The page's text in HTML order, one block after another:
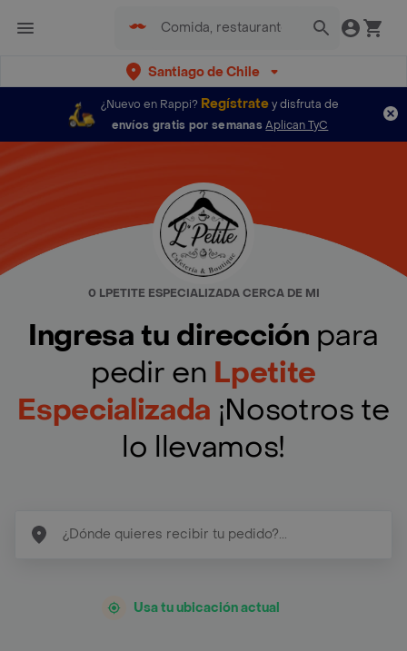
Santiago de Chile
¿Nuevo en Rappi? Regístratey disfruta de
envíos gratis por semanas Aplican TyC
0 LPETITE ESPECIALIZADA CERCA DE MI
Ingresa tu dirección para
pedir en Lpetite
Especializada ¡Nosotros te
lo llevamos!
Usa tu ubicación actual